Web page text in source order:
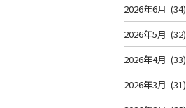
2026年6月 (34)
2026年5月 (32)
2026年4月 (33)
2026年3月 (31)